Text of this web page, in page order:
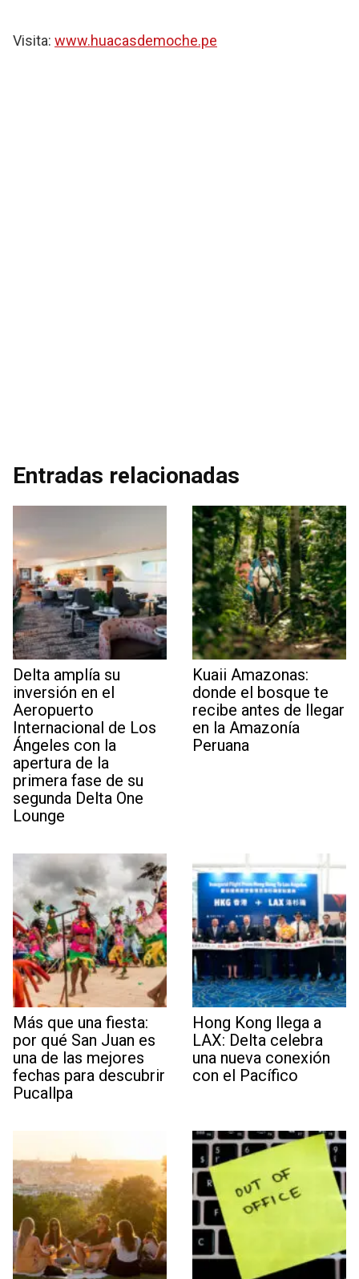
Visita: www.huacasdemoche.pe
Entradas relacionadas
Delta amplía su
inversión en el
Aeropuerto
Internacional de Los
Ángeles con la
apertura de la
primera fase de su
segunda Delta One
Lounge
Kuaii Amazonas:
donde el bosque te
recibe antes de llegar
en la Amazonía
Peruana
Más que una fiesta:
por qué San Juan es
una de las mejores
fechas para descubrir
Pucallpa
Hong Kong llega a
LAX: Delta celebra
una nueva conexión
con el Pacífico